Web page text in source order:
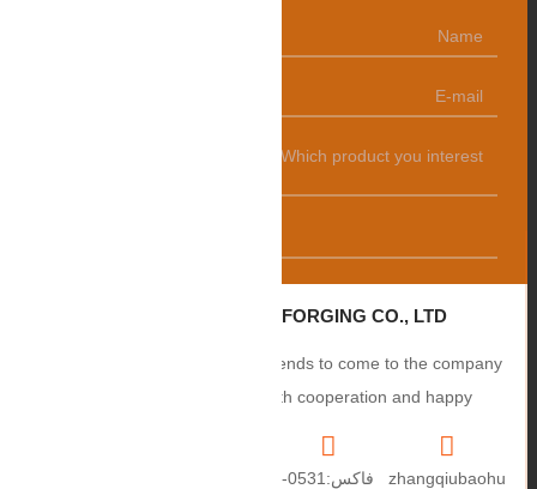
ZHANGQIU BAOHUA FORGING CO., LTD.
Sincerely welcome users and friends to come to the company
فاكس:0531- zhangqiubaohu